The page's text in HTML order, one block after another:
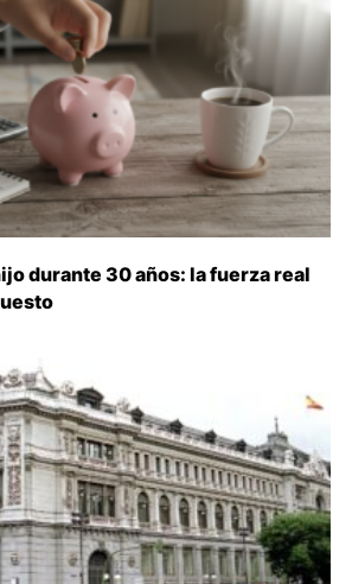
durante 30 años: la fuerza real